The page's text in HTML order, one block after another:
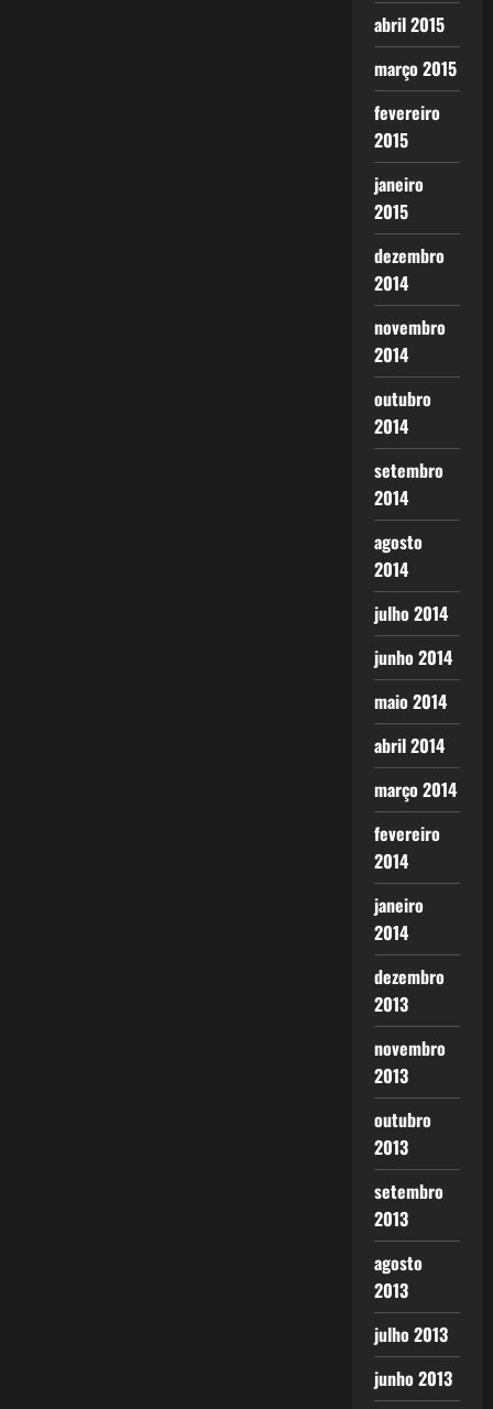
abril 2015
março 2015
fevereiro
2015
janeiro
2015
dezembro
2014
novembro
2014
outubro
2014
setembro
2014
agosto
2014
julho 2014
junho 2014
maio 2014
abril 2014
março 2014
fevereiro
2014
janeiro
2014
dezembro
2013
novembro
2013
outubro
2013
setembro
2013
agosto
2013
julho 2013
junho 2013